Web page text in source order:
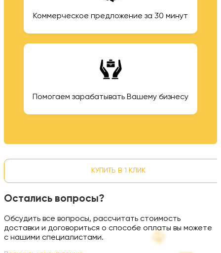
Коммерческое предложение за 30 минут
Помогаем зарабатывать Вашему бизнесу
КУПИТЬ В 1 КЛИК
Остались вопросы?
Обсудить все вопросы, рассчитать стоимость
доставки и договориться о способе оплаты вы можете
с нашими специалистами.